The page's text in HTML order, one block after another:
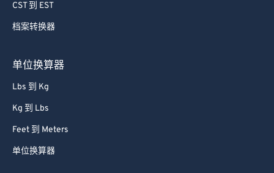
CST 到 EST
档案转换器
单位换算器
Lbs 到 Kg
Kg 到 Lbs
Feet 到 Meters
单位换算器